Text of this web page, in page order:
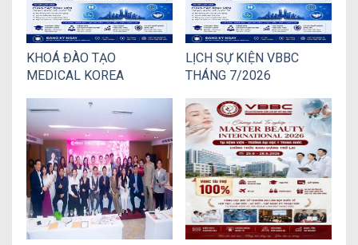
KHOÁ ĐÀO TẠO
MEDICAL KOREA
LỊCH SỰ KIỆN VBBC
THÁNG 7/2026